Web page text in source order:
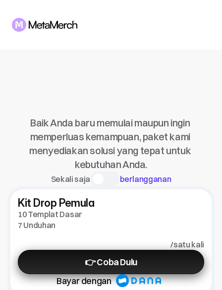
Baik Anda baru memulai maupun ingin
memperluas kemampuan, paket kami
menyediakan solusi yang tepat untuk
kebutuhan Anda.
Sekali saja berlangganan
Kit Drop Pemula
10 Templat Dasar
7 Unduhan
/satu kali
👉 Coba Dulu
Bayar dengan